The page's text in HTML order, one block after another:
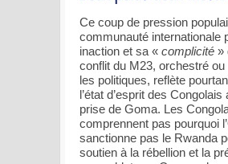
Ce coup de pression
communauté internationale
inaction et sa « complicité »
conflit du M23, orchestré ou
les politiques, reflète
l’état d’esprit des Congolais
prise de Goma. Les
comprennent pas pourquoi
sanctionne pas le Rwanda
soutien à la rébellion et la